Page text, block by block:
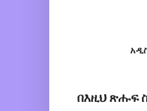
በእዚህ ጽሑፍ